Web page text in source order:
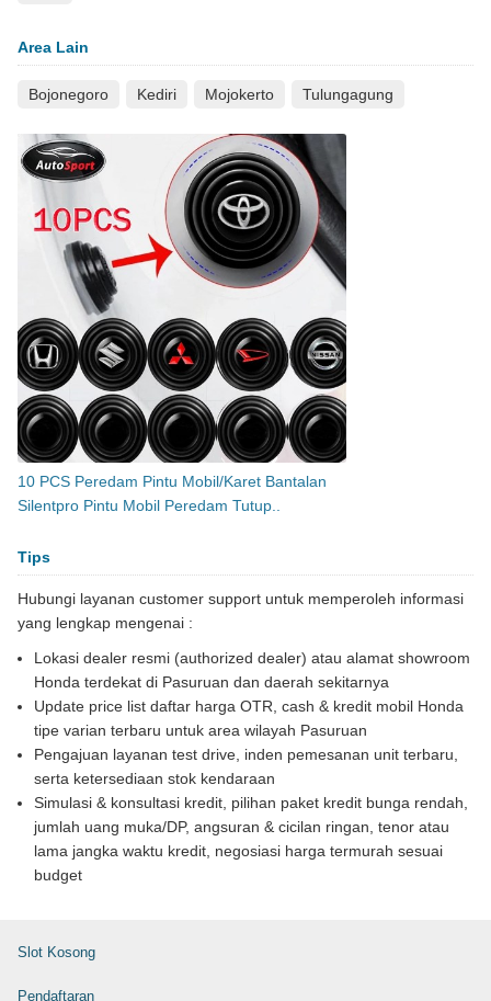
Area Lain
Bojonegoro Kediri Mojokerto Tulungagung
10 PCS Peredam Pintu Mobil/Karet Bantalan
Silentpro Pintu Mobil Peredam Tutup..
Tips
Hubungi layanan customer support untuk memperoleh informasi
yang lengkap mengenai :
Lokasi dealer resmi (authorized dealer) atau alamat showroom
Honda terdekat di Pasuruan dan daerah sekitarnya
Update price list daftar harga OTR, cash & kredit mobil Honda
tipe varian terbaru untuk area wilayah Pasuruan
Pengajuan layanan test drive, inden pemesanan unit terbaru,
serta ketersediaan stok kendaraan
Simulasi & konsultasi kredit, pilihan paket kredit bunga rendah,
jumlah uang muka/DP, angsuran & cicilan ringan, tenor atau
lama jangka waktu kredit, negosiasi harga termurah sesuai
budget
Slot Kosong
Pendaftaran